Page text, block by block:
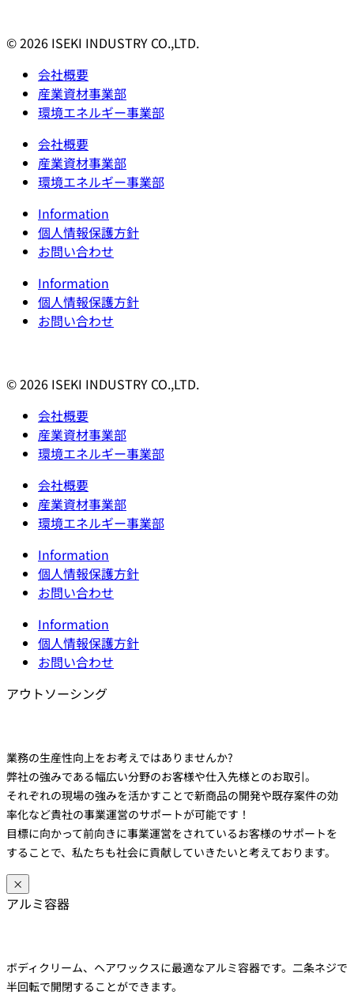
© 2026 ISEKI INDUSTRY CO.,LTD.
会社概要
産業資材事業部
環境エネルギー事業部
会社概要
産業資材事業部
環境エネルギー事業部
Information
個人情報保護方針
お問い合わせ
Information
個人情報保護方針
お問い合わせ
© 2026 ISEKI INDUSTRY CO.,LTD.
会社概要
産業資材事業部
環境エネルギー事業部
会社概要
産業資材事業部
環境エネルギー事業部
Information
個人情報保護方針
お問い合わせ
Information
個人情報保護方針
お問い合わせ
アウトソーシング
業務の生産性向上をお考えではありませんか?
弊社の強みである幅広い分野のお客様や仕入先様とのお取引。
それぞれの現場の強みを活かすことで新商品の開発や既存案件の効
率化など貴社の事業運営のサポートが可能です！
目標に向かって前向きに事業運営をされているお客様のサポートを
することで、私たちも社会に貢献していきたいと考えております。
×
アルミ容器
ボディクリーム、ヘアワックスに最適なアルミ容器です。二条ネジで
半回転で開閉することができます。